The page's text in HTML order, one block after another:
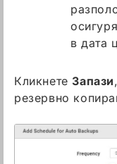
в дата
Кликнете Запази
резервно